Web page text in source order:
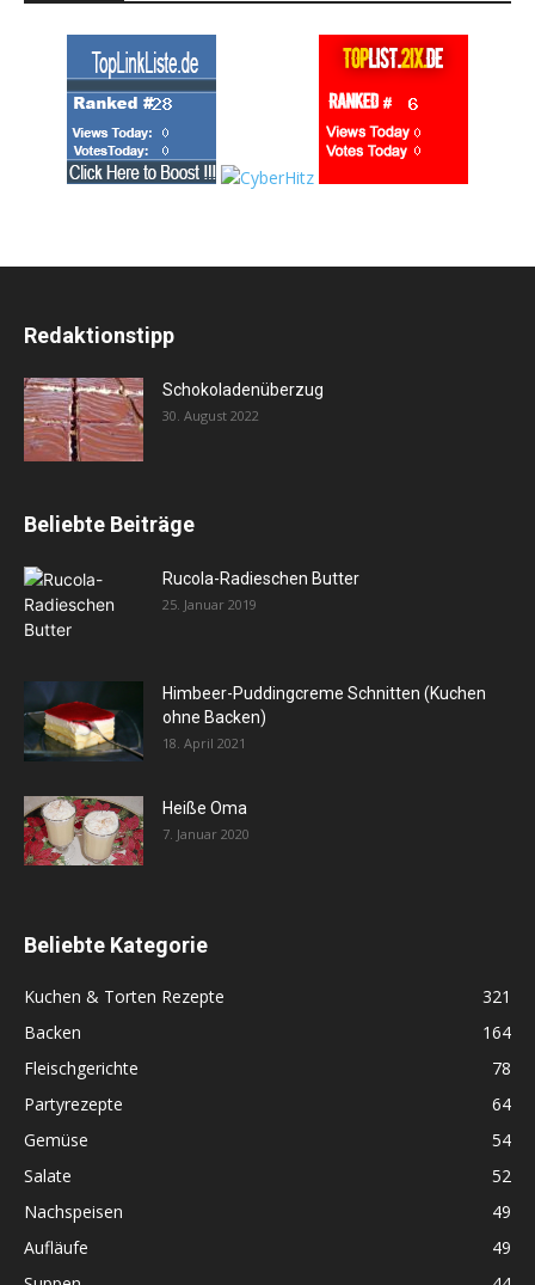
Redaktionstipp
Schokoladenüberzug
30. August 2022
Beliebte Beiträge
Rucola-Radieschen Butter
25. Januar 2019
Himbeer-Puddingcreme Schnitten (Kuchen
ohne Backen)
18. April 2021
Heiße Oma
7. Januar 2020
Beliebte Kategorie
Kuchen & Torten Rezepte
321
Backen
164
Fleischgerichte
78
Partyrezepte
64
Gemüse
54
Salate
52
Nachspeisen
49
Aufläufe
49